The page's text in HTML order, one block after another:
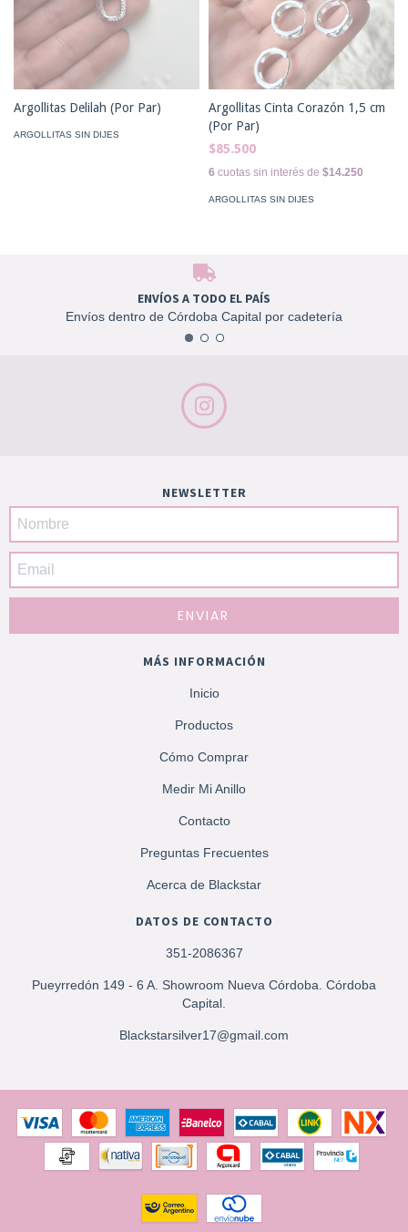
Argollitas Delilah (Por Par)
ARGOLLITAS SIN DIJES
Argollitas Cinta Corazón 1,5 cm
(Por Par)
$85.500
6 cuotas sin interés de $14.250
ARGOLLITAS SIN DIJES
ENVÍOS A TODO EL PAÍS
Envíos dentro de Córdoba Capital por cadetería
NEWSLETTER
MÁS INFORMACIÓN
Inicio
Productos
Cómo Comprar
Medir Mi Anillo
Contacto
Preguntas Frecuentes
Acerca de Blackstar
DATOS DE CONTACTO
351-2086367
Pueyrredón 149 - 6 A. Showroom Nueva Córdoba. Córdoba
Capital.
Blackstarsilver17@gmail.com